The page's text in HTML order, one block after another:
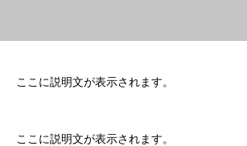
ここに説明文が表示されます。
ここに説明文が表示されます。